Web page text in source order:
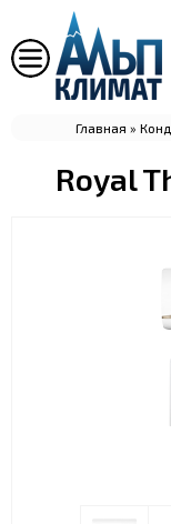
Главная »
Royal